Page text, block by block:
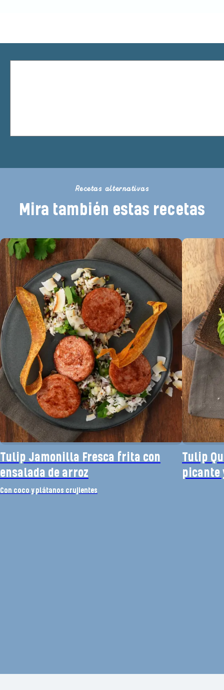
Recetas alternativas
Mira también estas recetas
Tulip Jamonilla Fresca frita con
ensalada de arroz
Con coco y plátanos crujientes
Tulip
picante